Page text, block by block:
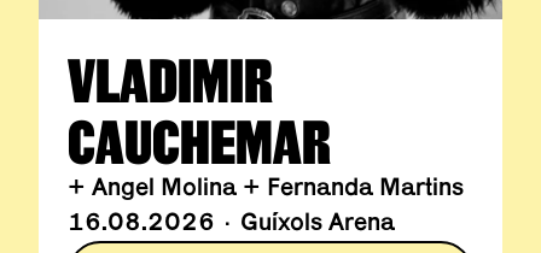
VLADIMIR
CAUCHEMAR
+ Angel Molina + Fernanda Martins
16.08.2026 · Guíxols Arena